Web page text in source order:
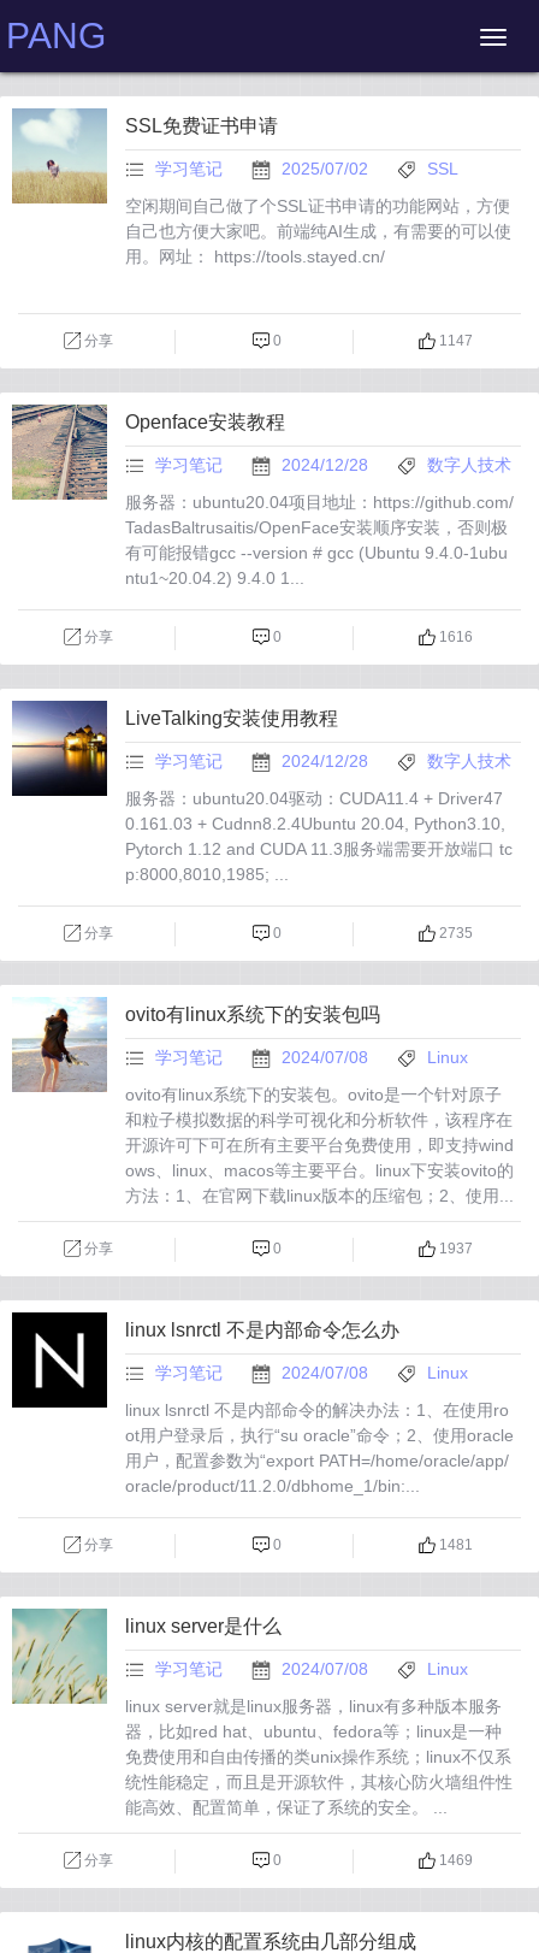
PANG
SSL免费证书申请
学习笔记 2025/07/02
SSL
空闲期间自己做了个SSL证书申请的功能网站，方便
自己也方便大家吧。前端纯AI生成，有需要的可以使
用。网址： https://tools.stayed.cn/
分享 0 1147
Openface安装教程
学习笔记 2024/12/28
数字人技术
服务器：ubuntu20.04项目地址：https://github.com/
TadasBaltrusaitis/OpenFace安装顺序安装，否则极
有可能报错gcc --version # gcc (Ubuntu 9.4.0-1ubu
ntu1~20.04.2) 9.4.0 1...
分享 0 1616
LiveTalking安装使用教程
学习笔记 2024/12/28
数字人技术
服务器：ubuntu20.04驱动：CUDA11.4 + Driver47
0.161.03 + Cudnn8.2.4Ubuntu 20.04, Python3.10,
Pytorch 1.12 and CUDA 11.3服务端需要开放端口 tc
p:8000,8010,1985; ...
分享 0 2735
ovito有linux系统下的安装包吗
学习笔记 2024/07/08
Linux
ovito有linux系统下的安装包。ovito是一个针对原子
和粒子模拟数据的科学可视化和分析软件，该程序在
开源许可下可在所有主要平台免费使用，即支持wind
ows、linux、macos等主要平台。linux下安装ovito的
方法：1、在官网下载linux版本的压缩包；2、使用...
分享 0 1937
linux lsnrctl 不是内部命令怎么办
学习笔记 2024/07/08
Linux
linux lsnrctl 不是内部命令的解决办法：1、在使用ro
ot用户登录后，执行“su oracle”命令；2、使用oracle
用户，配置参数为“export PATH=/home/oracle/app/
oracle/product/11.2.0/dbhome_1/bin:...
分享 0 1481
linux server是什么
学习笔记 2024/07/08
Linux
linux server就是linux服务器，linux有多种版本服务
器，比如red hat、ubuntu、fedora等；linux是一种
免费使用和自由传播的类unix操作系统；linux不仅系
统性能稳定，而且是开源软件，其核心防火墙组件性
能高效、配置简单，保证了系统的安全。 ...
分享 0 1469
linux内核的配置系统由几部分组成